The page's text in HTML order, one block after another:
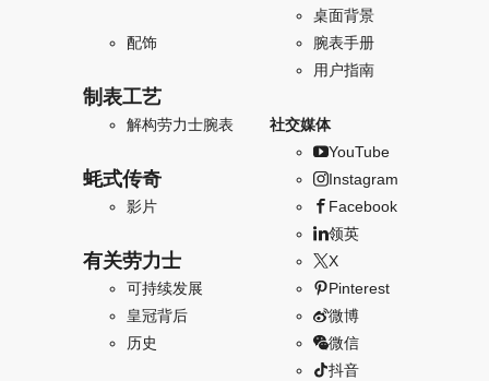
配饰
制表工艺
解构劳力士腕表
蚝式传奇
影片
有关劳力士
可持续发展
皇冠背后
历史
桌面背景
腕表手册
用户指南
社交媒体
YouTube
Instagram
Facebook
领英
X
Pinterest
微博
微信
抖音